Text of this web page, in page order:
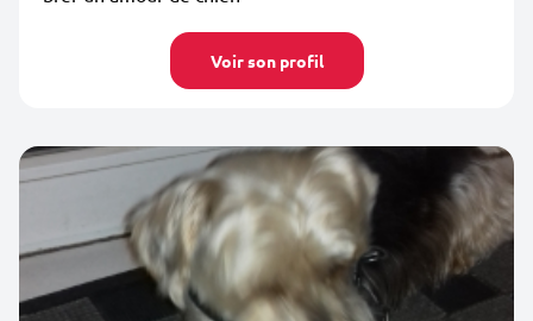
Voir son profil